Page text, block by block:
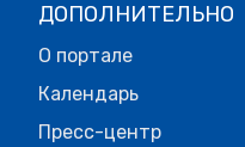
ДОПОЛНИТЕЛЬНО
О портале
Календарь
Пресс-центр